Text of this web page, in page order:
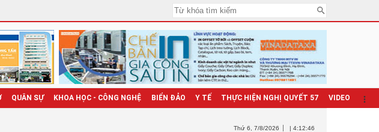
QUÂN SỰ KHOA HỌC - CÔNG NGHỆ BIỂN ĐẢO Y TẾ THỰC HIỆN NGHỊ QUYẾT 57 VIDEO
Thứ 6 , 7/8/2026 | 4:12:47